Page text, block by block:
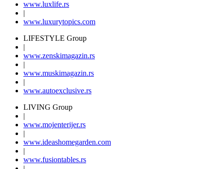
www.luxlife.rs
|
www.luxurytopics.com
LIFESTYLE Group
|
www.zenskimagazin.rs
|
www.muskimagazin.rs
|
www.autoexclusive.rs
LIVING Group
|
www.mojenterijer.rs
|
www.ideashomegarden.com
|
www.fusiontables.rs